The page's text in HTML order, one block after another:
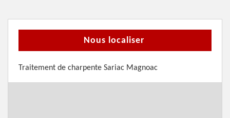
Nous localiser
Traitement de charpente Sariac Magnoac